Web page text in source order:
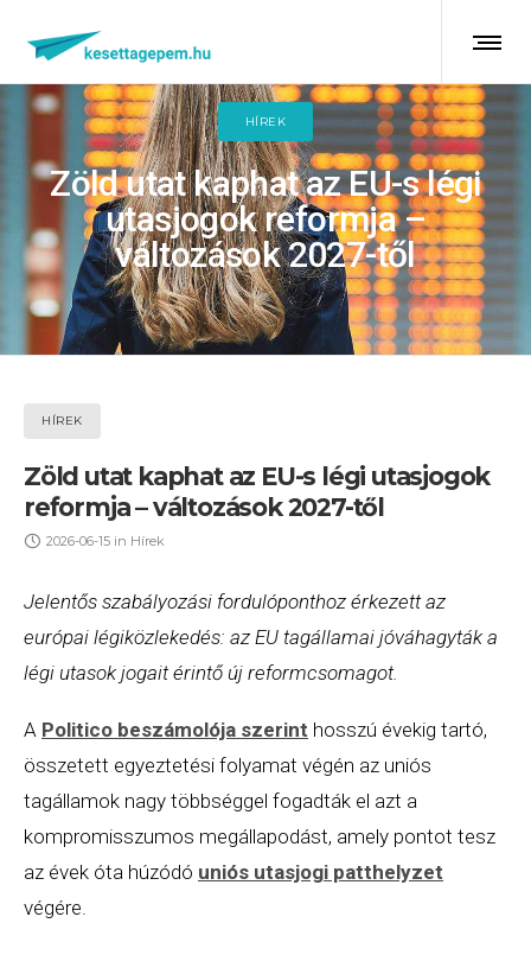
HÍREK
Zöld utat kaphat az EU-s légi
utasjogok reformja –
változások 2027-től
HÍREK
Zöld utat kaphat az EU-s légi utasjogok
reformja – változások 2027-től
2026-06-15 in Hírek
Jelentős szabályozási fordulóponthoz érkezett az
európai légiközlekedés: az EU tagállamai jóváhagyták a
légi utasok jogait érintő új reformcsomagot.
A Politico beszámolója szerint hosszú évekig tartó,
összetett egyeztetési folyamat végén az uniós
tagállamok nagy többséggel fogadták el azt a
kompromisszumos megállapodást, amely pontot tesz
az évek óta húzódó uniós utasjogi patthelyzet
végére.